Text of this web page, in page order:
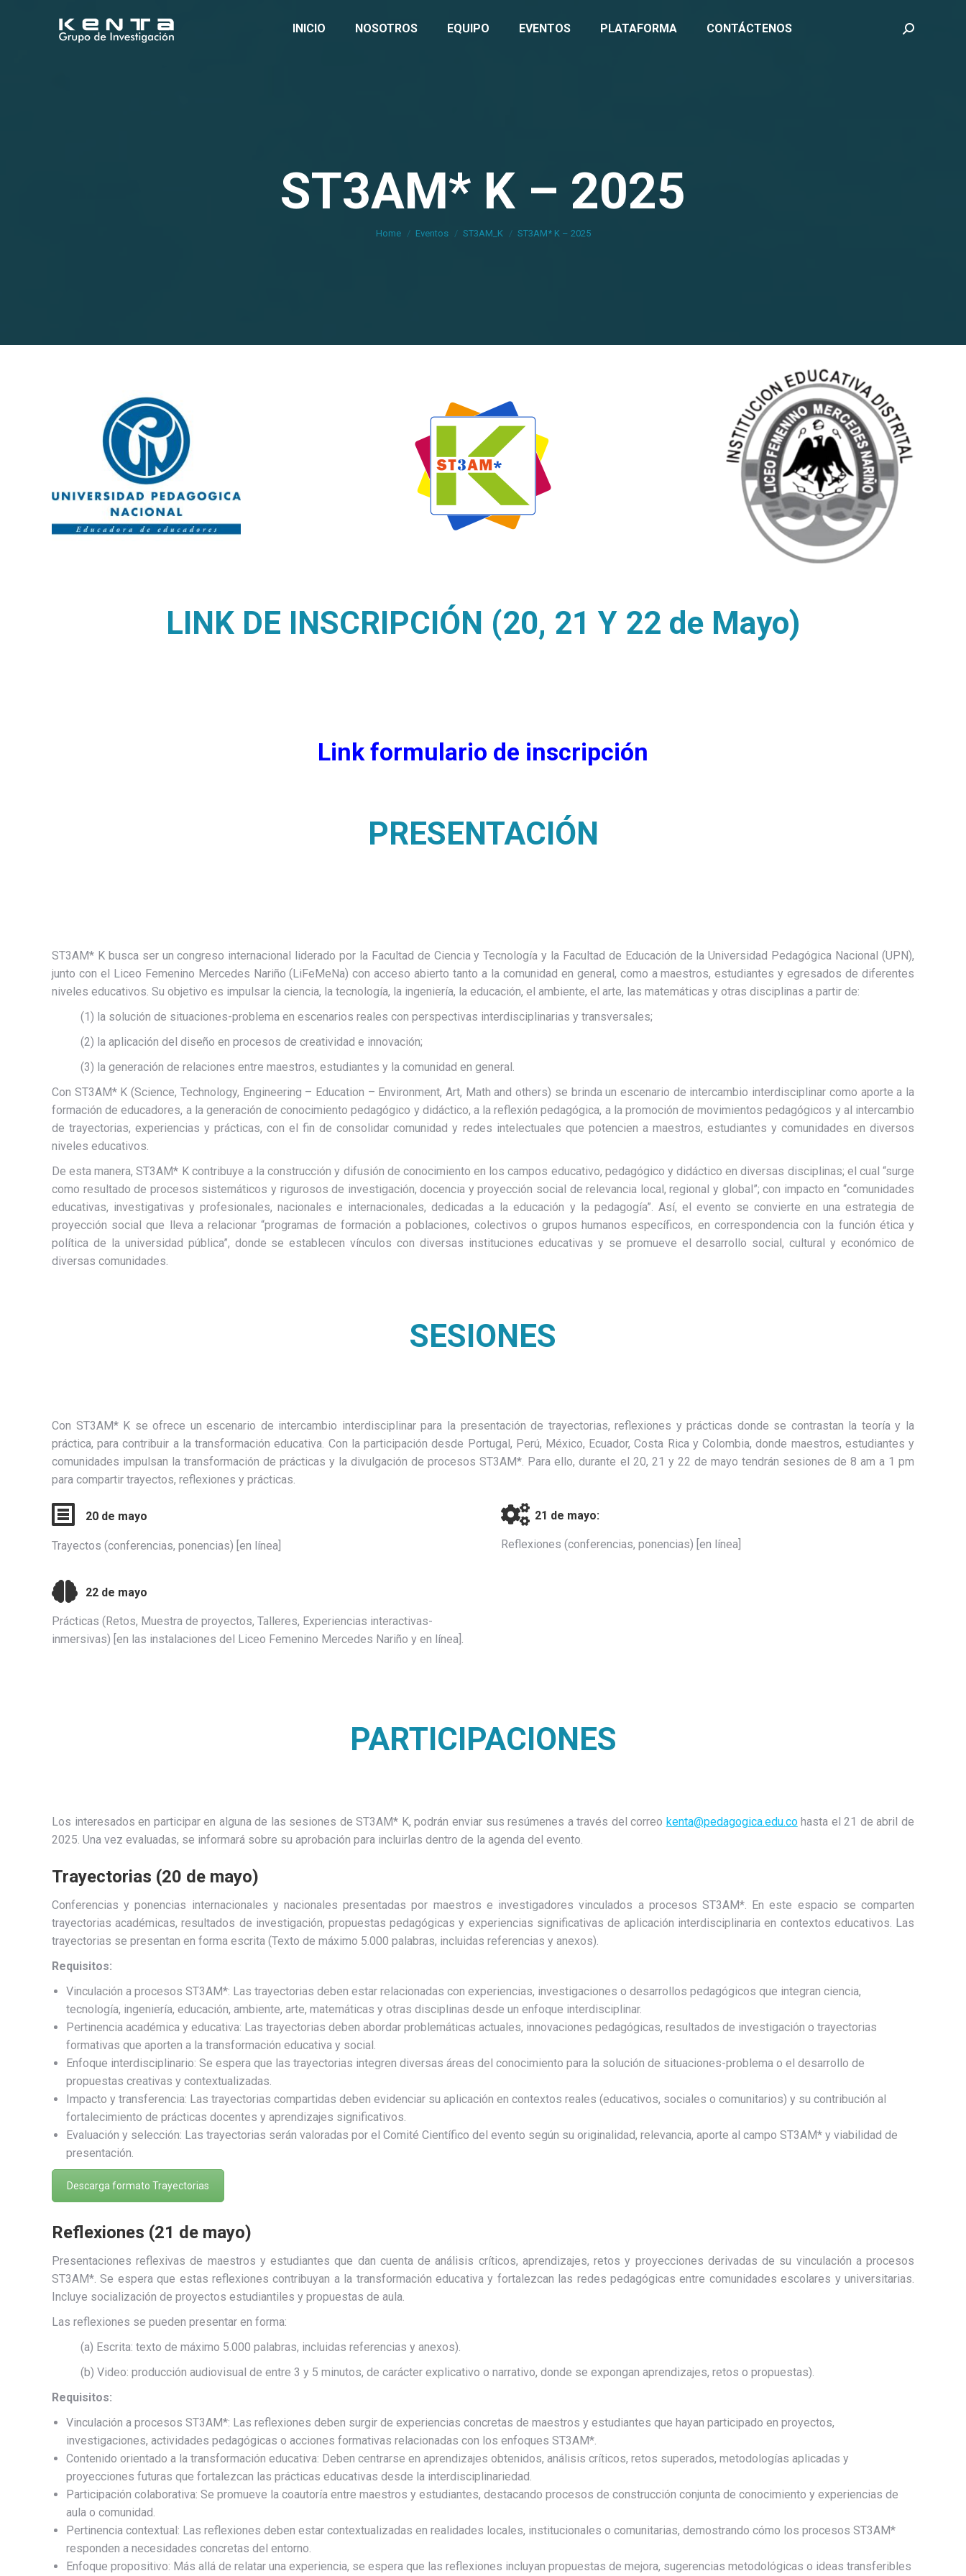
INICIO NOSOTROS EQUIPO EVENTOS PLATAFORMA CONTÁCTENOS Search:
ST3AM* K – 2025
You are here:
Home Eventos ST3AM_K ST3AM* K – 2025
LINK DE INSCRIPCIÓN (20, 21 Y 22 de Mayo)
Link formulario de inscripción
PRESENTACIÓN
ST3AM* K busca ser un congreso internacional liderado por la Facultad de Ciencia y Tecnología y la Facultad de Educación de la Universidad Pedagógica Nacional (UPN),
junto con el Liceo Femenino Mercedes Nariño (LiFeMeNa) con acceso abierto tanto a la comunidad en general, como a maestros, estudiantes y egresados de diferentes
niveles educativos. Su objetivo es impulsar la ciencia, la tecnología, la ingeniería, la educación, el ambiente, el arte, las matemáticas y otras disciplinas a partir de:
(1) la solución de situaciones-problema en escenarios reales con perspectivas interdisciplinarias y transversales;
(2) la aplicación del diseño en procesos de creatividad e innovación;
(3) la generación de relaciones entre maestros, estudiantes y la comunidad en general.
Con ST3AM* K (Science, Technology, Engineering – Education – Environment, Art, Math and others) se brinda un escenario de intercambio interdisciplinar como aporte a la
formación de educadores, a la generación de conocimiento pedagógico y didáctico, a la reflexión pedagógica, a la promoción de movimientos pedagógicos y al intercambio
de trayectorias, experiencias y prácticas, con el fin de consolidar comunidad y redes intelectuales que potencien a maestros, estudiantes y comunidades en diversos
niveles educativos.
De esta manera, ST3AM* K contribuye a la construcción y difusión de conocimiento en los campos educativo, pedagógico y didáctico en diversas disciplinas; el cual “surge
como resultado de procesos sistemáticos y rigurosos de investigación, docencia y proyección social de relevancia local, regional y global”; con impacto en “comunidades
educativas, investigativas y profesionales, nacionales e internacionales, dedicadas a la educación y la pedagogía”. Así, el evento se convierte en una estrategia de
proyección social que lleva a relacionar “programas de formación a poblaciones, colectivos o grupos humanos específicos, en correspondencia con la función ética y
política de la universidad pública”, donde se establecen vínculos con diversas instituciones educativas y se promueve el desarrollo social, cultural y económico de
diversas comunidades.
SESIONES
Con ST3AM* K se ofrece un escenario de intercambio interdisciplinar para la presentación de trayectorias, reflexiones y prácticas donde se contrastan la teoría y la
práctica, para contribuir a la transformación educativa. Con la participación desde Portugal, Perú, México, Ecuador, Costa Rica y Colombia, donde maestros, estudiantes y
comunidades impulsan la transformación de prácticas y la divulgación de procesos ST3AM*. Para ello, durante el 20, 21 y 22 de mayo tendrán sesiones de 8 am a 1 pm
para compartir trayectos, reflexiones y prácticas.
20 de mayo
Trayectos (conferencias, ponencias) [en línea]
21 de mayo:
Reflexiones (conferencias, ponencias) [en línea]
22 de mayo
Prácticas (Retos, Muestra de proyectos, Talleres, Experiencias interactivas-
inmersivas) [en las instalaciones del Liceo Femenino Mercedes Nariño y en línea].
PARTICIPACIONES
Los interesados en participar en alguna de las sesiones de ST3AM* K, podrán enviar sus resúmenes a través del correo kenta@pedagogica.edu.cohasta el 21 de abril de
2025. Una vez evaluadas, se informará sobre su aprobación para incluirlas dentro de la agenda del evento.
Trayectorias (20 de mayo)
Conferencias y ponencias internacionales y nacionales presentadas por maestros e investigadores vinculados a procesos ST3AM*. En este espacio se comparten
trayectorias académicas, resultados de investigación, propuestas pedagógicas y experiencias significativas de aplicación interdisciplinaria en contextos educativos. Las
trayectorias se presentan en forma escrita (Texto de máximo 5.000 palabras, incluidas referencias y anexos).
Requisitos:
Vinculación a procesos ST3AM*: Las trayectorias deben estar relacionadas con experiencias, investigaciones o desarrollos pedagógicos que integran ciencia,
tecnología, ingeniería, educación, ambiente, arte, matemáticas y otras disciplinas desde un enfoque interdisciplinar.
Pertinencia académica y educativa: Las trayectorias deben abordar problemáticas actuales, innovaciones pedagógicas, resultados de investigación o trayectorias
formativas que aporten a la transformación educativa y social.
Enfoque interdisciplinario: Se espera que las trayectorias integren diversas áreas del conocimiento para la solución de situaciones-problema o el desarrollo de
propuestas creativas y contextualizadas.
Impacto y transferencia: Las trayectorias compartidas deben evidenciar su aplicación en contextos reales (educativos, sociales o comunitarios) y su contribución al
fortalecimiento de prácticas docentes y aprendizajes significativos.
Evaluación y selección: Las trayectorias serán valoradas por el Comité Científico del evento según su originalidad, relevancia, aporte al campo ST3AM* y viabilidad de
presentación.
Descarga formato Trayectorias
Reflexiones (21 de mayo)
Presentaciones reflexivas de maestros y estudiantes que dan cuenta de análisis críticos, aprendizajes, retos y proyecciones derivadas de su vinculación a procesos
ST3AM*. Se espera que estas reflexiones contribuyan a la transformación educativa y fortalezcan las redes pedagógicas entre comunidades escolares y universitarias.
Incluye socialización de proyectos estudiantiles y propuestas de aula.
Las reflexiones se pueden presentar en forma:
(a) Escrita: texto de máximo 5.000 palabras, incluidas referencias y anexos).
(b) Video: producción audiovisual de entre 3 y 5 minutos, de carácter explicativo o narrativo, donde se expongan aprendizajes, retos o propuestas).
Requisitos:
Vinculación a procesos ST3AM*: Las reflexiones deben surgir de experiencias concretas de maestros y estudiantes que hayan participado en proyectos,
investigaciones, actividades pedagógicas o acciones formativas relacionadas con los enfoques ST3AM*.
Contenido orientado a la transformación educativa: Deben centrarse en aprendizajes obtenidos, análisis críticos, retos superados, metodologías aplicadas y
proyecciones futuras que fortalezcan las prácticas educativas desde la interdisciplinariedad.
Participación colaborativa: Se promueve la coautoría entre maestros y estudiantes, destacando procesos de construcción conjunta de conocimiento y experiencias de
aula o comunidad.
Pertinencia contextual: Las reflexiones deben estar contextualizadas en realidades locales, institucionales o comunitarias, demostrando cómo los procesos ST3AM*
responden a necesidades concretas del entorno.
Enfoque propositivo: Más allá de relatar una experiencia, se espera que las reflexiones incluyan propuestas de mejora, sugerencias metodológicas o ideas transferibles